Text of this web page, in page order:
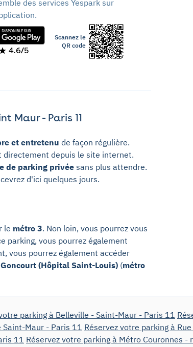
des services Yespark sur
4.6/5
Scannez le
QR code
Maur - Paris 11
et entretenu de façon régulière.
directement depuis le site internet.
de parking privée sans plus attendre.
d'ici quelques jours.
le métro 3. Non loin, vous pourrez vous
parking, vous pourrez également
vous pourrez également accéder
Goncourt (Hôpital Saint-Louis) (métro
parking à Belleville - Saint-Maur - Paris 11
Maur - Paris 11 Réservez votre parking à
11 Réservez votre parking à Métro Couronnes -